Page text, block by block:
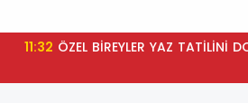
11:32 ÖZEL BİREYLER YAZ TATİLİNİ